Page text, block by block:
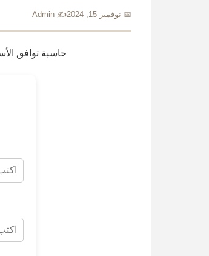
📅 نوفمبر 15, 2024 ✍️ Admin
حاسبة توافق